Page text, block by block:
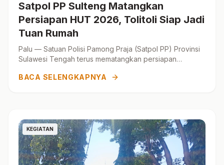
Satpol PP Sulteng Matangkan
Persiapan HUT 2026, Tolitoli Siap Jadi
Tuan Rumah
Palu — Satuan Polisi Pamong Praja (Satpol PP) Provinsi
Sulawesi Tengah terus mematangkan persiapan
BACA SELENGKAPNYA
KEGIATAN